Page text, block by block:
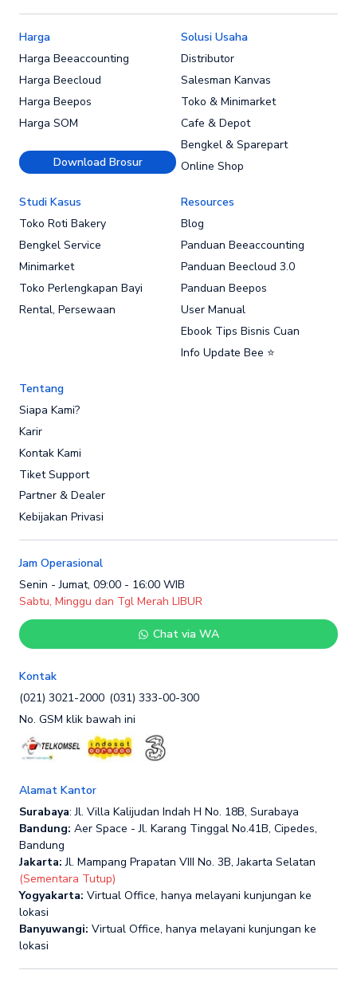
Harga
Harga Beeaccounting
Harga Beecloud
Harga Beepos
Harga SOM
Download Brosur
Solusi Usaha
Distributor
Salesman Kanvas
Toko & Minimarket
Cafe & Depot
Bengkel & Sparepart
Online Shop
Studi Kasus
Toko Roti Bakery
Bengkel Service
Minimarket
Toko Perlengkapan Bayi
Rental, Persewaan
Resources
Blog
Panduan Beeaccounting
Panduan Beecloud 3.0
Panduan Beepos
User Manual
Ebook Tips Bisnis Cuan
Info Update Bee ⭐
Tentang
Siapa Kami?
Karir
Kontak Kami
Tiket Support
Partner & Dealer
Kebijakan Privasi
Jam Operasional
Senin - Jumat, 09:00 - 16:00 WIB
Sabtu, Minggu dan Tgl Merah LIBUR
Chat via WA
Kontak
(021) 3021-2000 (031) 333-00-300
No. GSM klik bawah ini
Alamat Kantor
Surabaya: Jl. Villa Kalijudan Indah H No. 18B, Surabaya
Bandung: Aer Space - Jl. Karang Tinggal No.41B, Cipedes,
Bandung
Jakarta: Jl. Mampang Prapatan VIII No. 3B, Jakarta Selatan
(Sementara Tutup)
Yogyakarta: Virtual Office, hanya melayani kunjungan ke
lokasi
Banyuwangi: Virtual Office, hanya melayani kunjungan ke
lokasi